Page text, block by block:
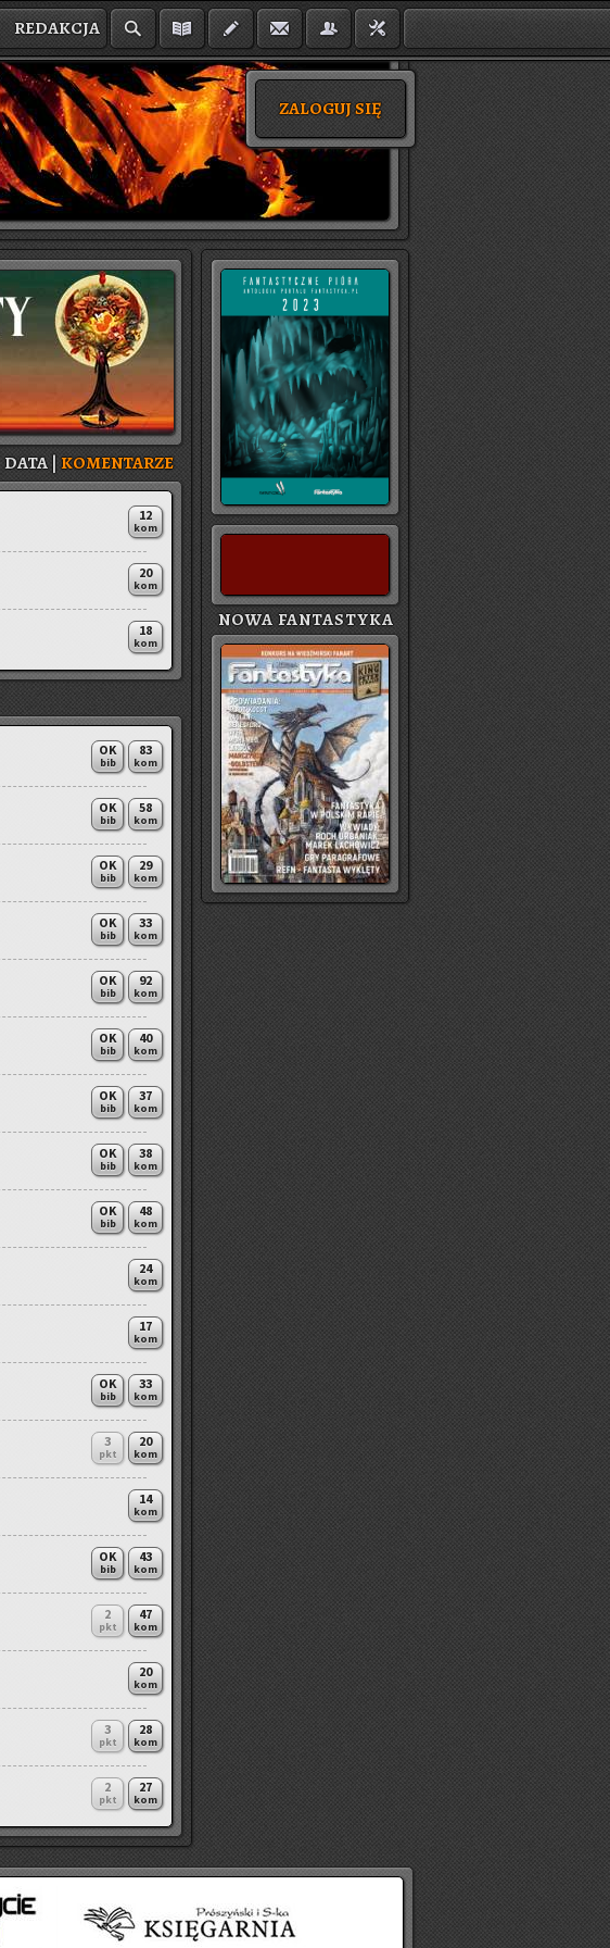
REDAKCJA
ZALOGUJ SIĘ
DATA|KO­MEN­TA­RZE
12
kom
20
kom
18
kom
83
kom
OK
bib
58
kom
OK
bib
29
kom
OK
bib
33
kom
OK
bib
92
kom
OK
bib
40
kom
OK
bib
37
kom
OK
bib
38
kom
OK
bib
48
kom
OK
bib
24
kom
17
kom
33
kom
OK
bib
20
kom
3
pkt
14
kom
43
kom
OK
bib
47
kom
2
pkt
20
kom
28
kom
3
pkt
27
kom
2
pkt
NOWA FANTASTYKA